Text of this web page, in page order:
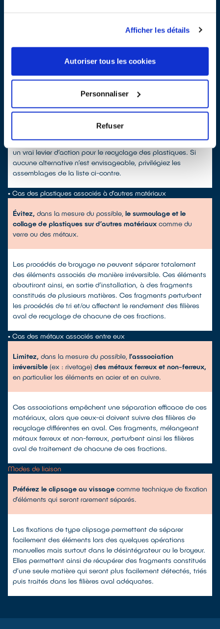
Afficher les détails
Autoriser tous les cookies
Personnaliser
Refuser
* dans ces exemples, la première des deux résines doit être majoritaire à plus de
différentes résines qui seraient associées de manière
irréversible (ex : collages, bi-injection, co-extrusion…).
Or la plupart des résines ne sont pas compatibles
chimiquement et les fractions associées irréversiblement
sont donc d’importants perturbateurs pour les filières aval de
recyclage des plastiques. C’est pourquoi minimiser
l’utilisation de résines différentes pour une même pièce est
un vrai levier d’action pour le recyclage des plastiques. Si
aucune alternative n’est envisageable, privilégiez les
assemblages de la liste ci-contre.
• Cas des plastiques associés à d’autres matériaux
Évitez, dans la mesure du possible, le surmoulage et le
collage de plastiques sur d’autres matériaux comme du
verre ou des métaux.
Les procédés de broyage ne peuvent séparer totalement
des éléments associés de manière irréversible. Ces éléments
aboutiront ainsi, en sortie d’installation, à des fragments
constitués de plusieurs matières. Ces fragments perturbent
les procédés de tri et/ou affectent le rendement des filières
aval de recyclage de chacune de ces fractions.
• Cas des métaux associés entre eux
Limitez, dans la mesure du possible, l’asssociation
irréversible (ex : rivetage) des métaux ferreux et non-ferreux,
en particulier les éléments en acier et en cuivre.
Ces associations empêchent une séparation efficace de ces
matériaux, alors que ceux-ci doivent suivre des filières de
recyclage différentes en aval. Ces fragments, mélangeant
métaux ferreux et non-ferreux, perturbent ainsi les filières
aval de traitement de chacune de ces fractions.
Modes de liaison
Préférez le clipsage au vissage comme technique de fixation
d’éléments qui seront rarement séparés.
Les fixations de type clipsage permettent de séparer
facilement des éléments lors des quelques opérations
manuelles mais surtout dans le désintégrateur ou le broyeur.
Elles permettent ainsi de récupérer des fragments constitués
d’une seule matière qui seront plus facilement détectés, triés
puis traités dans les filières aval adéquates.